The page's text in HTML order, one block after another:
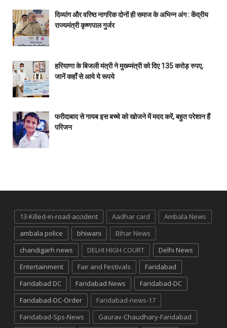
दिव्यांग और वरिष्ठ नागरिक दोनों ही समाज के अभिन्न अंग : केंद्रीय
राज्यमंत्री कृष्णपाल गुर्जर
हरियाणा के बिजली मंत्री ने मुख्य्मंत्री को दिए 135 करोड़ रुपए,
जानें कहाँ से आये ये रूपये
फरीदाबाद से गायब इस बच्चे को खोजने में मदद करें, बहुत परेशान हैं
परिजन
13-Killed-in-road-accident Aadhar card
Ambala News
ambala police
bhiwani
Bihar News
chandigarh news
DELHI HIGH COURT
Delhi News
Entertainment
Fair and Festivals
Faridabad
Faridabad DC
Faridabad News
Faridabad-DC
Faridabad-DC-Order
Faridabad-news-17
Faridabad-Sps-News
Gaurav-Chaudhary-Faridabad